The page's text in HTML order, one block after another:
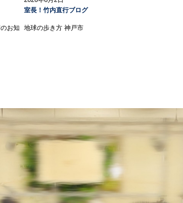
お知
室長！竹内直行ブログ
地球の歩き方 神戸市